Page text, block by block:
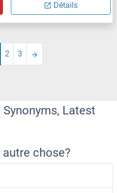
Détails
2 3
Latest
chose?